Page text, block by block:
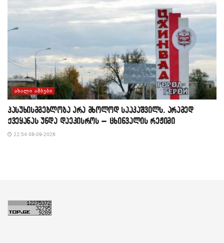
ᲐᲮᲐᲚᲘ ᲐᲛᲑᲔᲑᲘ
პასუხისმგებლობა არა მხოლოდ სააკაშვილს, არამედ
ქვეყანას უნდა დაეკისროს – ცხინვალის რეჟიმი
22:54 08-09-2026